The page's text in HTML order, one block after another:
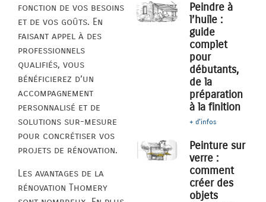
fonction de vos besoins
et de vos goûts. En
faisant appel à des
professionnels
qualifiés, vous
bénéficierez d’un
accompagnement
personnalisé et de
solutions sur-mesure
pour concrétiser vos
projets de rénovation.
Les avantages de la
rénovation Thomery
Peindre à
l’huile :
guide
complet
pour
débutants,
de la
préparation
à la finition
+ d'infos
Peinture sur
verre :
comment
créer des
objets